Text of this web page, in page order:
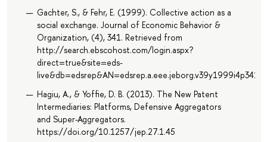
Gachter, S., & Fehr, E. (1999). Collective action as a
social exchange. Journal of Economic Behavior &
Organization, (4), 341. Retrieved from
http://search.ebscohost.com/login.aspx?
direct=true&site=eds-
Hagiu, A., & Yoffie, D. B. (2013). The New Patent
Intermediaries: Platforms, Defensive Aggregators
and Super-Aggregators.
https://doi.org/10.1257/jep.27.1.45